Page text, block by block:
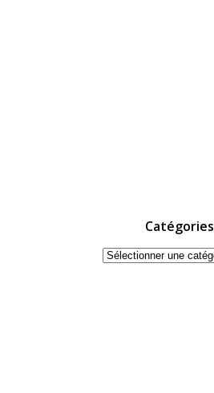
Catégories
Catégories